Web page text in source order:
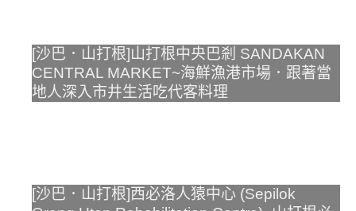
[沙巴．山打根]山打根中央巴剎 SANDAKAN
CENTRAL MARKET~海鮮漁港市場．跟著當
地人深入市井生活吃代客料理
[沙巴．山打根]西必洛人猿中心 (Sepilok